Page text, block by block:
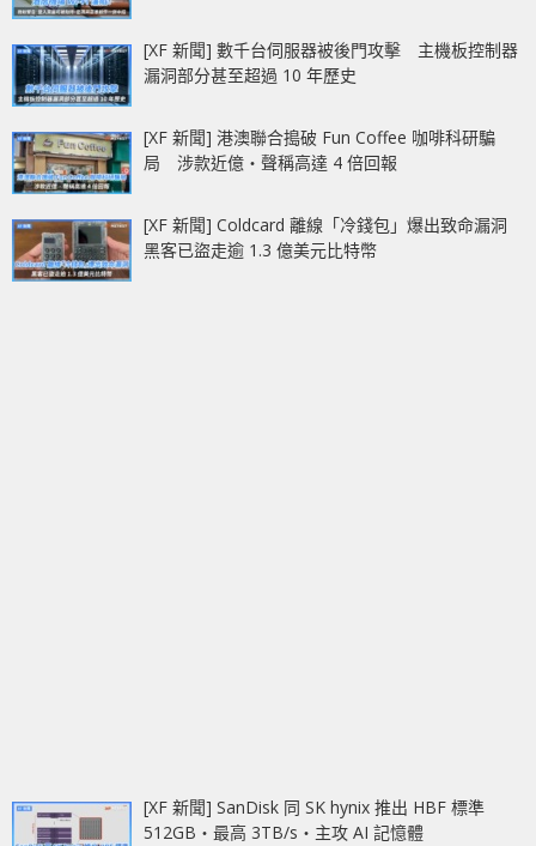
[XF 新聞] 數千台伺服器被後門攻擊 主機板控制器
漏洞部分甚至超過 10 年歷史
[XF 新聞] 港澳聯合搗破 Fun Coffee 咖啡科研騙
局 涉款近億‧聲稱高達 4 倍回報
[XF 新聞] Coldcard 離線「冷錢包」爆出致命漏洞
黑客已盜走逾 1.3 億美元比特幣
[XF 新聞] SanDisk 同 SK hynix 推出 HBF 標準
512GB‧最高 3TB/s‧主攻 AI 記憶體